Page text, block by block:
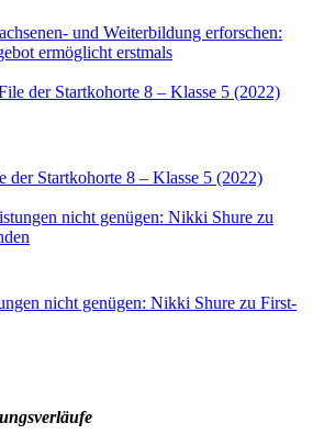
und Weiterbildung erforschen:
ermöglicht erstmals
der Startkohorte 8 – Klasse 5 (2022)
nicht genügen: Nikki Shure zu First-